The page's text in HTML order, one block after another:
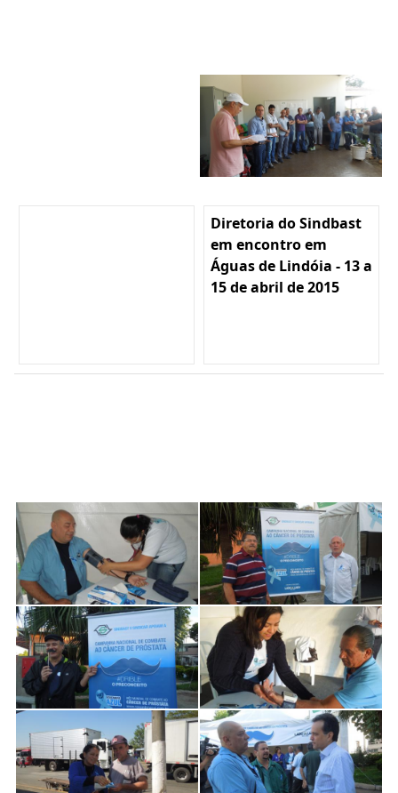
Diretoria do Sindbast
em encontro em
Águas de Lindóia - 13 a
15 de abril de 2015